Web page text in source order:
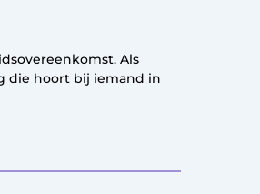
Als
die hoort bij iemand in